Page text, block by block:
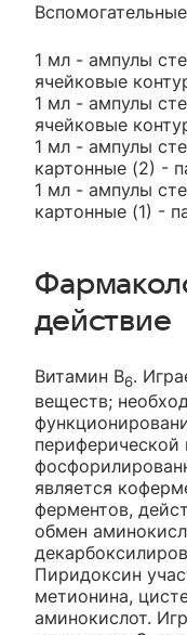
1 мл - ампулы
ячейковые
1 мл - ампулы
ячейковые
1 мл - ампулы
картонные (2) -
1 мл - ампулы
картонные (1) -
действие
Витамин B6.
веществ;
является
ферментов,
обмен
Пиридоксин
метионина,
аминокислот.